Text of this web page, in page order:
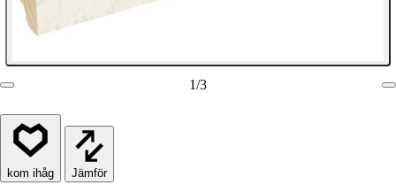
1/3
Jämför